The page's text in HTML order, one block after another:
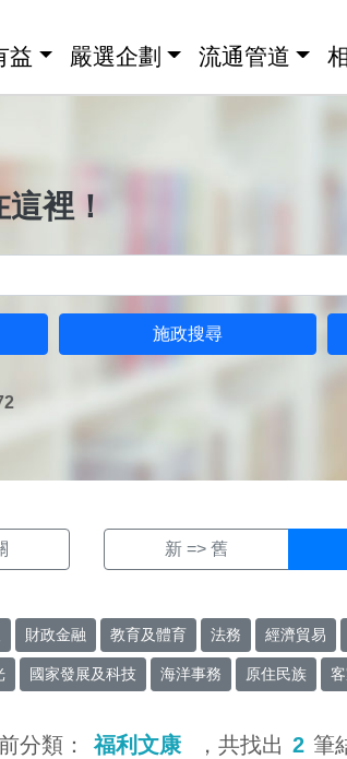
益 嚴選企劃 流通管道
裡！
施政搜尋
新 => 舊
財政金融 教育及體育 法務 經濟貿易
國家發展及科技 海洋事務 原住民族
分類： 福利文康 ，共找出 2 筆